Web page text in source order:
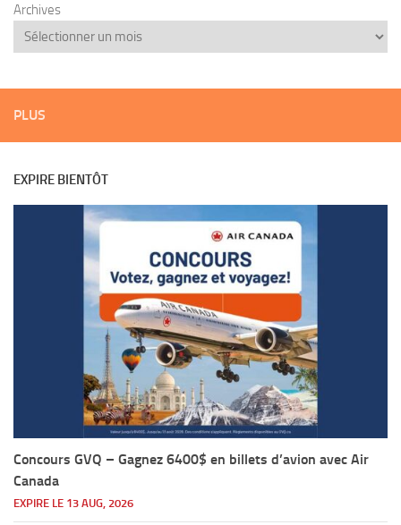
Archives
PLUS
EXPIRE BIENTÔT
Concours GVQ – Gagnez 6400$ en billets d’avion avec Air
Canada
EXPIRE LE 13 AUG, 2026